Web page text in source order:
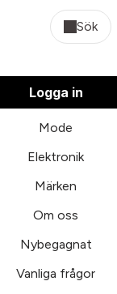
Sök
Logga in
Mode
Elektronik
Märken
Om oss
Nybegagnat
Vanliga frågor